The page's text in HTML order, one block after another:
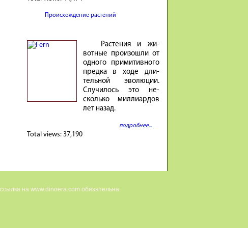
Происхождение растений
Расте­ния и жи­
вотные про­изошли от
од­ного при­ми­тив­ного
предка в ходе дли­
тель­ной эволю­ции.
Случи­лось это не­
сколько милли­ар­дов
лет на­зад.
подробнее...
Total views: 37,190
на www.dinoera.com обязательна.